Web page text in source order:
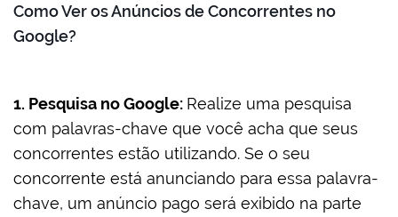
Como Ver os Anúncios de Concorrentes no
Google?
1. Pesquisa no Google: Realize uma pesquisa
com palavras-chave que você acha que seus
concorrentes estão utilizando. Se o seu
concorrente está anunciando para essa palavra-
chave, um anúncio pago será exibido na parte